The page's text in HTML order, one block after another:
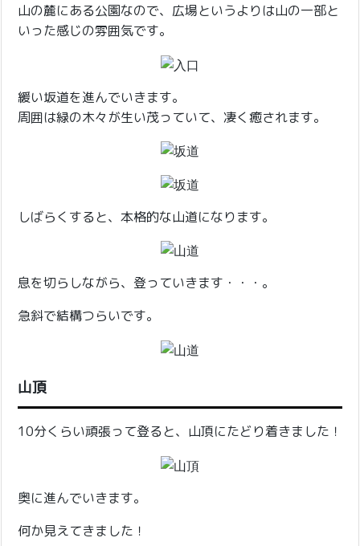
山の麓にある公園なので、広場というよりは山の一部と
いった感じの雰囲気です。
緩い坂道を進んでいきます。
周囲は緑の木々が生い茂っていて、凄く癒されます。
しばらくすると、本格的な山道になります。
息を切らしながら、登っていきます・・・。
急斜で結構つらいです。
山頂
10分くらい頑張って登ると、山頂にたどり着きました！
奥に進んでいきます。
何か見えてきました！